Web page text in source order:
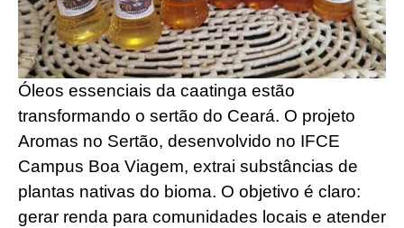
Óleos essenciais da caatinga estão
transformando o sertão do Ceará. O projeto
Aromas no Sertão, desenvolvido no IFCE
Campus Boa Viagem, extrai substâncias de
plantas nativas do bioma. O objetivo é claro:
gerar renda para comunidades locais e atender